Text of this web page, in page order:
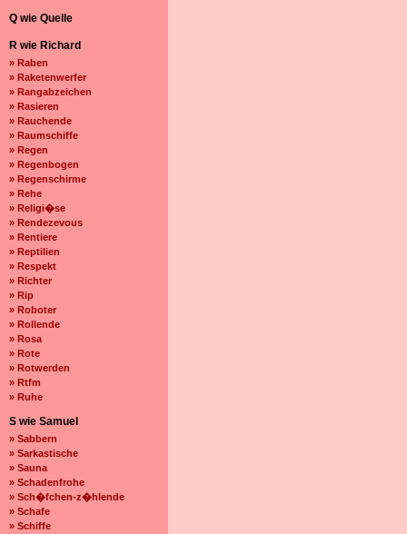
Q wie Quelle
R wie Richard
» Raben
» Raketenwerfer
» Rangabzeichen
» Rasieren
» Rauchende
» Raumschiffe
» Regen
» Regenbogen
» Regenschirme
» Rehe
» Religi�se
» Rendezevous
» Rentiere
» Reptilien
» Respekt
» Richter
» Rip
» Roboter
» Rollende
» Rosa
» Rote
» Rotwerden
» Rtfm
» Ruhe
S wie Samuel
» Sabbern
» Sarkastische
» Sauna
» Schadenfrohe
» Sch�fchen-z�hlende
» Schafe
» Schiffe